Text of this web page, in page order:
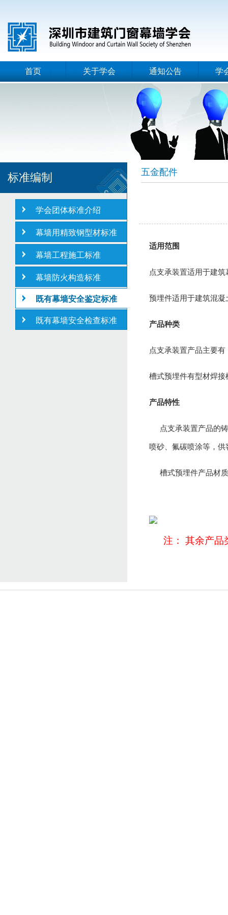
首页 关于学会 通知公告 学
标准编制
学会团体标准介绍
幕墙用精致钢型材标准
幕墙工程施工标准
幕墙防火构造标准
既有幕墙安全鉴定标准
既有幕墙安全检查标准
五金配件
适用范围
点支承装置适用于建
预埋件适用于建筑混凝
产品种类
点支承装置产品主要
槽式预埋件有型材焊
产品特性
点支承装置产品的
喷砂、氟碳喷涂等，
槽式预埋件产品材
注： 其余产品